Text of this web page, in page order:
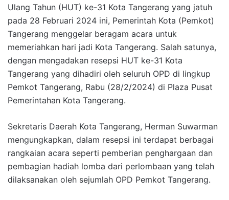
Ulang Tahun (HUT) ke-31 Kota Tangerang yang jatuh
pada 28 Februari 2024 ini, Pemerintah Kota (Pemkot)
Tangerang menggelar beragam acara untuk
memeriahkan hari jadi Kota Tangerang. Salah satunya,
dengan mengadakan resepsi HUT ke-31 Kota
Tangerang yang dihadiri oleh seluruh OPD di lingkup
Pemkot Tangerang, Rabu (28/2/2024) di Plaza Pusat
Pemerintahan Kota Tangerang.
Sekretaris Daerah Kota Tangerang, Herman Suwarman
mengungkapkan, dalam resepsi ini terdapat berbagai
rangkaian acara seperti pemberian penghargaan dan
pembagian hadiah lomba dari perlombaan yang telah
dilaksanakan oleh sejumlah OPD Pemkot Tangerang.